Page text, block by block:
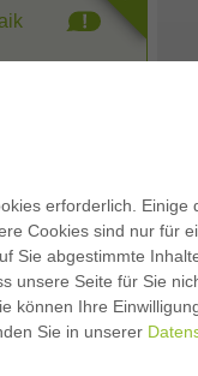
erforderlich. Einige
Cookies sind nur für
Sie abgestimmte
unsere Seite für Sie
können Ihre
Sie in unserer